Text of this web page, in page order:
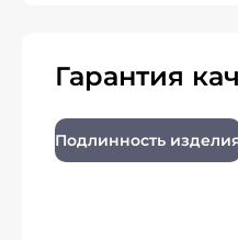
Гарантия
Подлинность